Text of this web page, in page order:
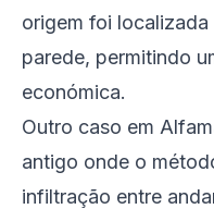
origem foi
parede, permitindo
económica.
Outro caso em
antigo onde o
infiltração entre